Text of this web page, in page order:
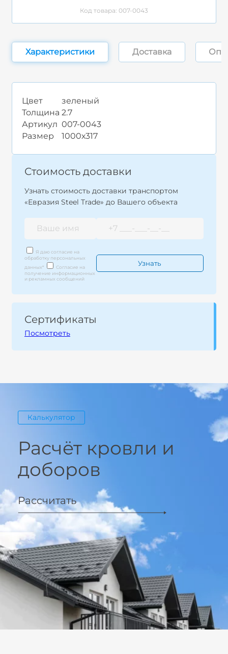
Код товара: 007-0043
Характеристики Доставка
Цвет
зеленый
Толщина 2.7
Артикул 007-0043
Размер
1000х317
Стоимость доставки
Узнать стоимость доставки транспортом
«Евразия Steel Trade» до Вашего объекта
Я даю согласие на
обработку персональных
данных*
Согласие на
получение информационных
и рекламных сообщений
Сертификаты
Посмотреть
Калькулятор
Расчёт кровли и
доборов
Рассчитать